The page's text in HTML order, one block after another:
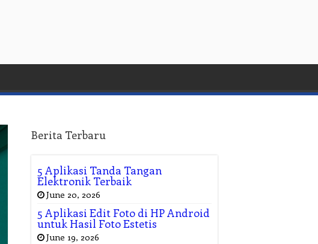
Berita Terbaru
5 Aplikasi Tanda Tangan
Elektronik Terbaik
June 20, 2026
5 Aplikasi Edit Foto di HP Android
untuk Hasil Foto Estetis
June 19, 2026